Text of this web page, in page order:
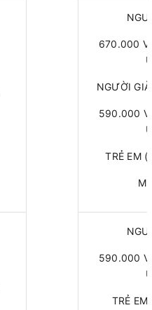
670.000
NGƯỜI
590.000
TRẺ EM
590.000
TRẺ